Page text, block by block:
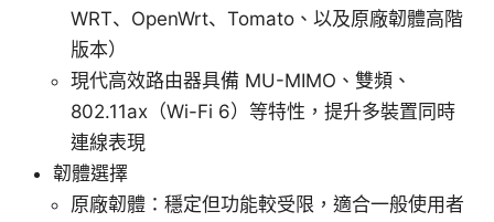
WRT、OpenWrt、Tomato、以及原廠韌體高階
版本）
現代高效路由器具備 MU-MIMO、雙頻、
802.11ax（Wi-Fi 6）等特性，提升多裝置同時
連線表現
韌體選擇
原廠韌體：穩定但功能較受限，適合一般使用者